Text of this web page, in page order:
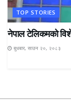
TOP STORIES
नेपाल टेलिकमको
बुधबार, साउन २०, २०८३